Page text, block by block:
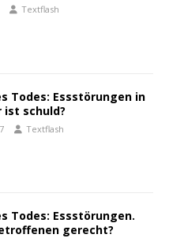
Textflash
Todes: Essstörungen in
ist schuld?
Textflash
Todes: Essstörungen.
gerecht?